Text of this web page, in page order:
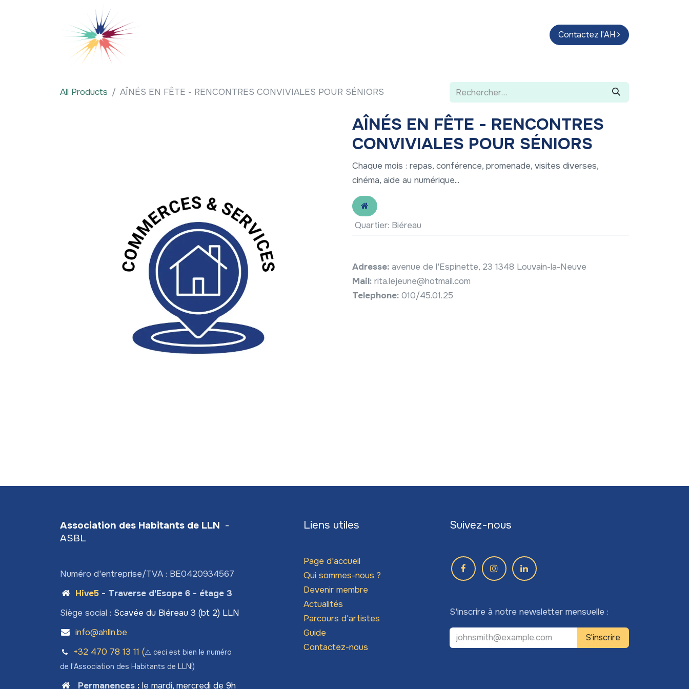
Parcours d'artistes Guide
Contactez l'AH
All Products AÎNÉS EN FÊTE - RENCONTRES CONVIVIALES POUR SÉNIORS
AÎNÉS EN FÊTE - RENCONTRES
CONVIVIALES POUR SÉNIORS
Chaque mois : repas, conférence, promenade, visites diverses,
cinéma, aide au numérique...
Quartier: Biéreau
Adresse: avenue de l'Espinette, 23 1348 Louvain-la-Neuve
Mail: rita.lejeune@hotmail.com
Telephone: 010/45.01.25
Association des Habitants de LLN -
ASBL
Numéro d'entreprise/TVA : BE0420934567
Hive5- Traverse d'Esope 6 - étage 3
Siège social : Scavée du Biéreau 3 (bt 2) LLN
info@ahlln.be
+32 470 78​ 13 11 (⚠️ ceci est bien le numéro
de l'Association des Habitants de LLN!)
Permanences: le mardi, mercredi de 9h
Liens utiles
Page d'accueil
Qui sommes-nous ?
Devenir membre
Actualités
Parcours d'artistes
Guide
Contactez-nous
Suivez-nous
S'inscrire à notre newsletter mensuelle :
S'inscrire